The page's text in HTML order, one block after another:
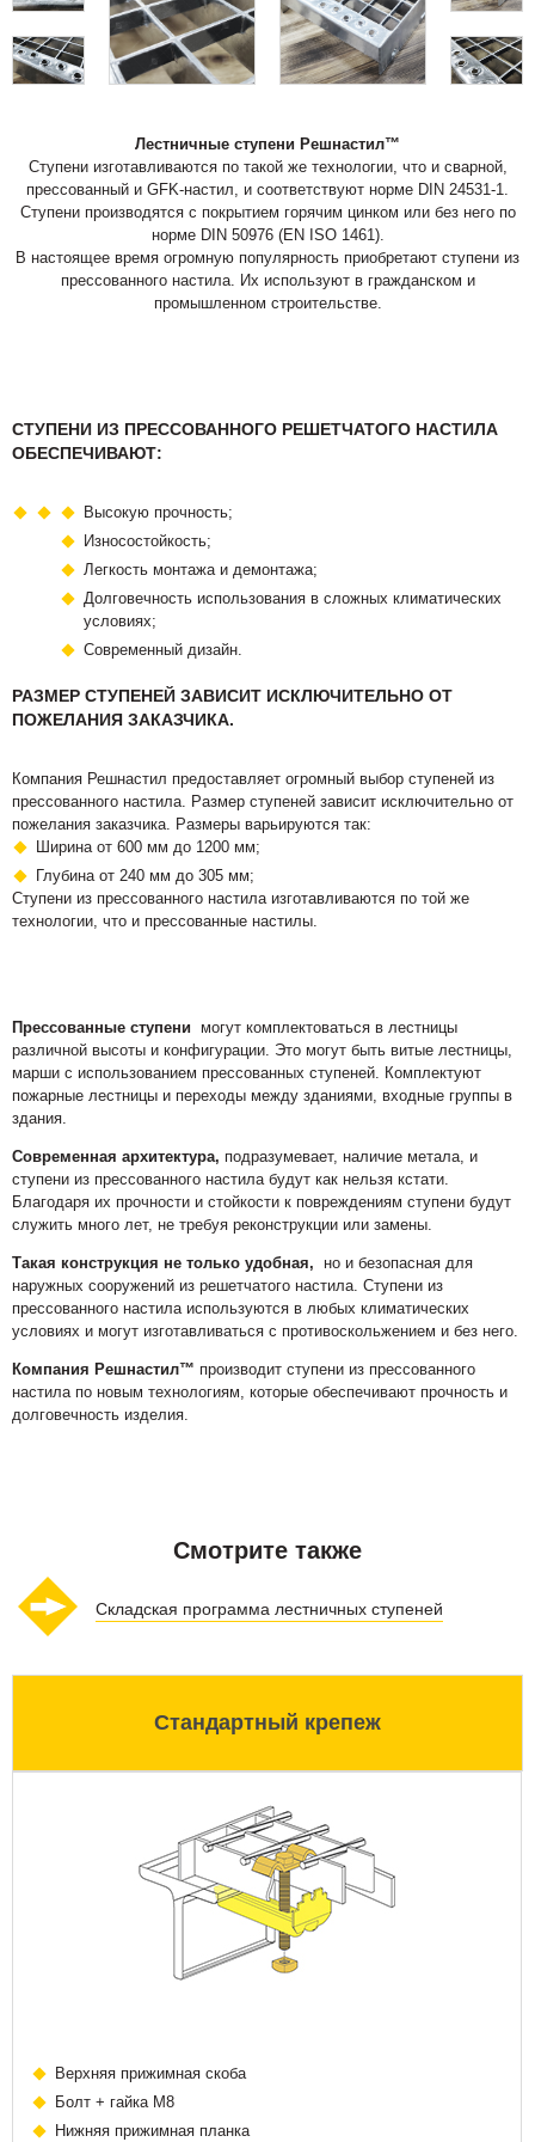
Лестничные ступени Решнастил™
Ступени изготавливаются по такой же технологии, что и сварной,
прессованный и GFK-настил, и соответствуют норме DIN 24531-1.
Ступени производятся с покрытием горячим цинком или без него по
норме DIN 50976 (EN ISO 1461).
В настоящее время огромную популярность приобретают ступени из
прессованного настила. Их используют в гражданском и
промышленном строительстве.
СТУПЕНИ ИЗ ПРЕССОВАННОГО РЕШЕТЧАТОГО НАСТИЛА
ОБЕСПЕЧИВАЮТ:
Высокую прочность;
Износостойкость;
Легкость монтажа и демонтажа;
Долговечность использования в сложных климатических
условиях;
Современный дизайн.
РАЗМЕР СТУПЕНЕЙ ЗАВИСИТ ИСКЛЮЧИТЕЛЬНО ОТ
ПОЖЕЛАНИЯ ЗАКАЗЧИКА.
Компания Решнастил предоставляет огромный выбор ступеней из
прессованного настила. Размер ступеней зависит исключительно от
пожелания заказчика. Размеры варьируются так:
Ширина от 600 мм до 1200 мм;
Глубина от 240 мм до 305 мм;
Ступени из прессованного настила изготавливаются по той же
технологии, что и прессованные настилы.
Прессованные ступени могут комплектоваться в лестницы
различной высоты и конфигурации. Это могут быть витые лестницы,
марши с использованием прессованных ступеней. Комплектуют
пожарные лестницы и переходы между зданиями, входные группы в
здания.
Современная архитектура, подразумевает, наличие метала, и
ступени из прессованного настила будут как нельзя кстати.
Благодаря их прочности и стойкости к повреждениям ступени будут
служить много лет, не требуя реконструкции или замены.
Такая конструкция не только удобная,
но и безопасная для
наружных сооружений из решетчатого настила. Ступени из
прессованного настила используются в любых климатических
условиях и могут изготавливаться с противоскольжением и без него.
Компания Решнастил™ производит ступени из прессованного
настила по новым технологиям, которые обеспечивают прочность и
долговечность изделия.
Смотрите также
Складская программа лестничных ступеней
Стандартный крепеж
Верхняя прижимная скоба
Болт + гайка М8
Нижняя прижимная планка